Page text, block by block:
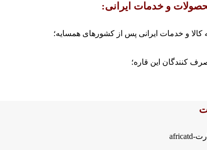
و خدمات ایرانی:
کالا و خدمات ایرانی پس از کشورهای همسایه؛
کنندگان این قاره؛